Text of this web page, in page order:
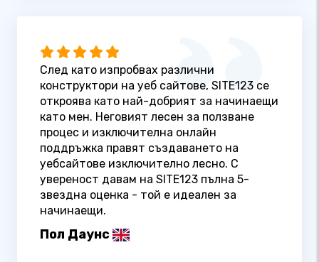
След като изпробвах различни
конструктори на уеб сайтове, SITE123 се
откроява като най-добрият за начинаещи
като мен. Неговият лесен за ползване
процес и изключителна онлайн
поддръжка правят създаването на
уебсайтове изключително лесно. С
увереност давам на SITE123 пълна 5-
звездна оценка - той е идеален за
начинаещи.
Пол Даунс